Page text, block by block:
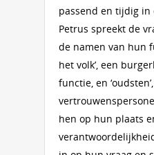
passend en tijdig in
Petrus spreekt de
de namen van hun
het volk’, een
functie, en
hen op hun plaats